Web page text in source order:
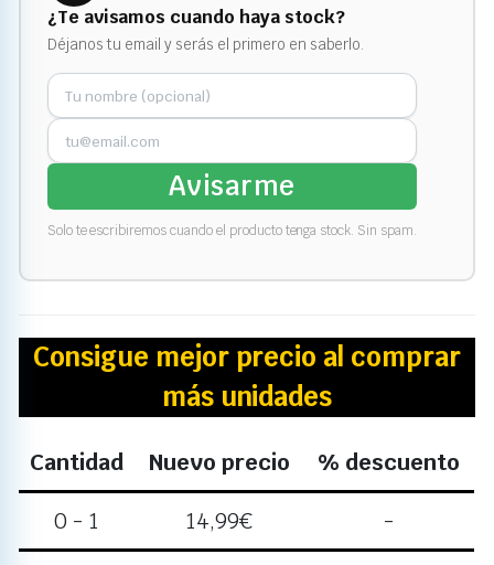
¿Te avisamos cuando haya stock?
Déjanos tu email y serás el primero en saberlo.
Avisarme
Solo te escribiremos cuando el producto tenga stock. Sin spam.
Consigue mejor precio al comprar
más unidades
Cantidad Nuevo precio % descuento
0 - 1 14,99€ -